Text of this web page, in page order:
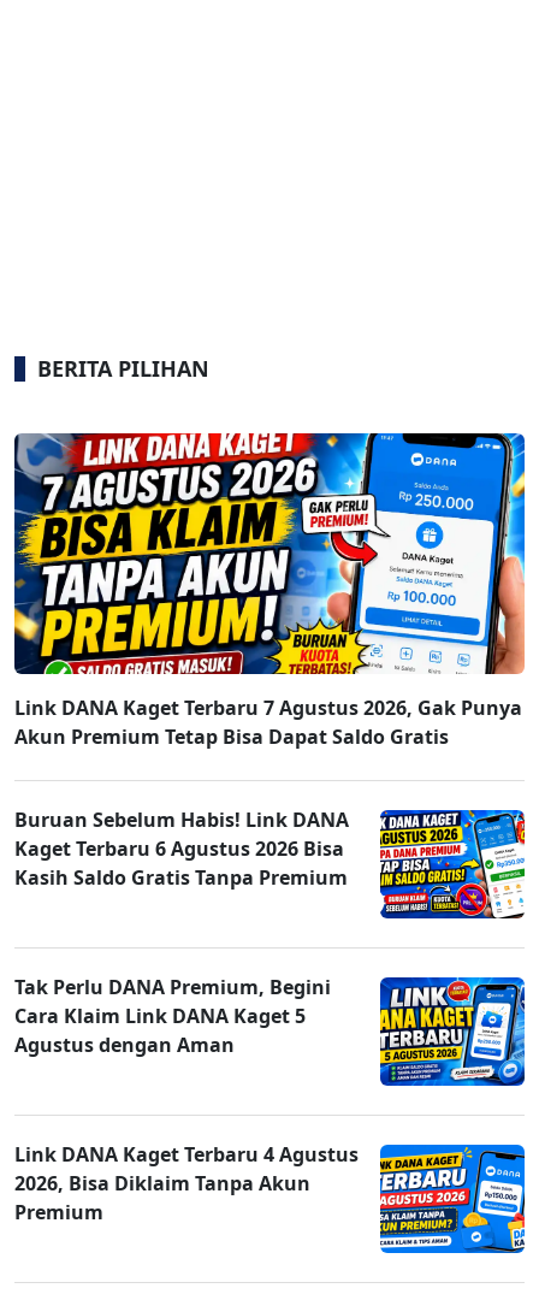
BERITA PILIHAN
Link DANA Kaget Terbaru 7 Agustus 2026, Gak Punya
Akun Premium Tetap Bisa Dapat Saldo Gratis
Buruan Sebelum Habis! Link DANA
Kaget Terbaru 6 Agustus 2026 Bisa
Kasih Saldo Gratis Tanpa Premium
Tak Perlu DANA Premium, Begini
Cara Klaim Link DANA Kaget 5
Agustus dengan Aman
Link DANA Kaget Terbaru 4 Agustus
2026, Bisa Diklaim Tanpa Akun
Premium